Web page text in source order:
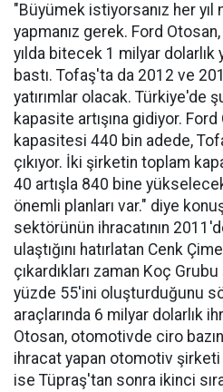
"Büyümek istiyorsanız her yıl
yapmanız gerek. Ford
yılda bitecek 1 milyar dolarlık
bastı. Tofaş'ta da 2012 ve
yatırımlar olacak. Türkiye'de
kapasite artışına gidiyor.
kapasitesi 440 bin adede,
çıkıyor. İki şirketin toplam
40 artışla 840 bine
önemli planları var." diye
sektörünün ihracatının
ulaştığını hatırlatan Cenk
çıkardıkları zaman Koç
yüzde 55'ini oluşturduğunu
araçlarında 6 milyar dolarlık
Otosan, otomotivde ciro
ihracat yapan otomotiv
ise Tüpraş'tan sonra ikinci